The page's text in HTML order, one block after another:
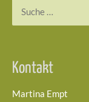
Kontakt
Martina Empt